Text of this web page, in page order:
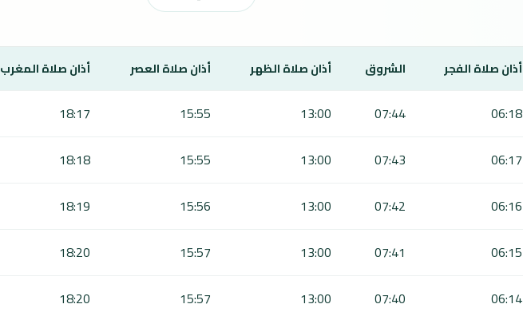
أذان صلاة الفجر الشروق أذان صلاة الظهر أذان صلاة العصر أذان صلاة المغرب
06:18
07:44
13:00
15:55
18:17
06:17
07:43
13:00
15:55
18:18
06:16
07:42
13:00
15:56
18:19
06:15
07:41
13:00
15:57
18:20
06:14
07:40
13:00
15:57
18:20